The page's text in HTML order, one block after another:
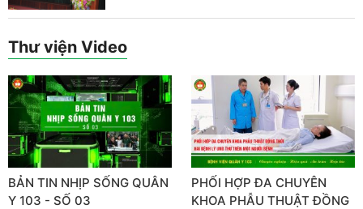
Thư viện Video
BẢN TIN NHỊP SỐNG QUÂN
Y 103 - SỐ 03
PHỐI HỢP ĐA CHUYÊN
KHOA PHẪU THUẬT ĐỒNG